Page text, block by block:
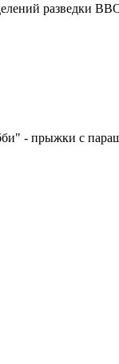
разведки
- прыжки с